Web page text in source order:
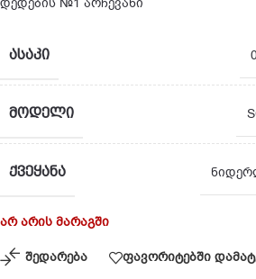
ᲐᲡᲐᲙᲘ
ᲛᲝᲓᲔᲚᲘ
ᲥᲕᲔᲧᲐᲜᲐ
არ არის მარაგში
შედარება ფავორიტებში